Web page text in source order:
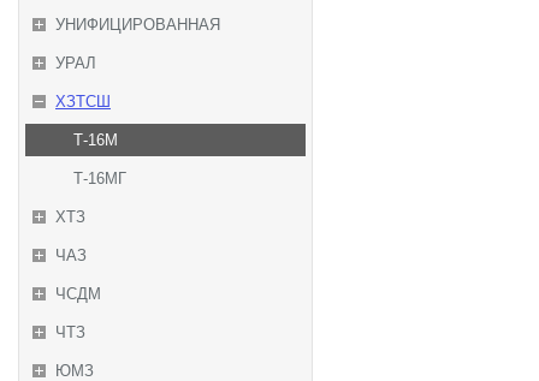
УНИФИЦИРОВАННАЯ
УРАЛ
ХЗТСШ
Т-16М
Т-16МГ
ХТЗ
ЧАЗ
ЧСДМ
ЧТЗ
ЮМЗ